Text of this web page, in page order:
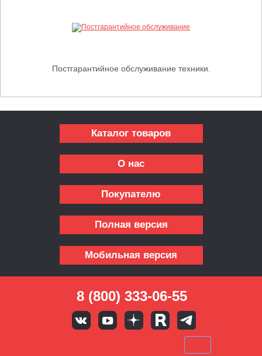
Постгарантийное обслуживание техники.
Каталог товаров
О нас
Покупателю
Полная версия
Мобильная версия
8 (800) 333-06-55